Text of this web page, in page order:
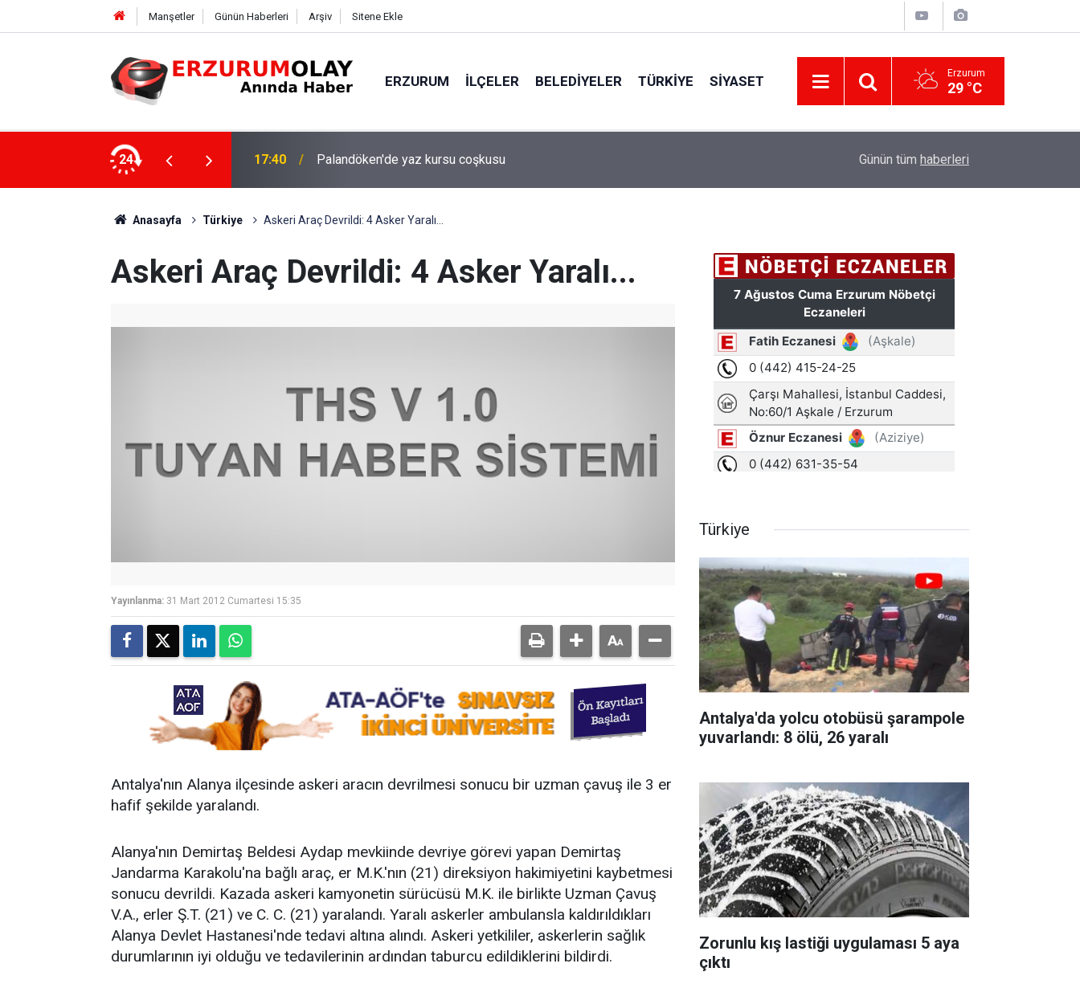
Manşetler Günün Haberleri Arşiv Sitene Ekle
ERZURUM İLÇELER BELEDIYELER TÜRKIYE SIYASET Erzurum
29 °C
24 17:37 TÜBİTAK desteği aldı Erzurum’da gıda ve yem işletmelerine sıkı
Günün tüm haberleri
Anasayfa Türkiye Askeri Araç Devrildi: 4 Asker Yaralı...
Askeri Araç Devrildi: 4 Asker Yaralı...
Yayınlanma: 31 Mart 2012 Cumartesi 15:35
Antalya'nın Alanya ilçesinde askeri aracın devrilmesi sonucu bir uzman çavuş ile 3 er
hafif şekilde yaralandı.
Alanya'nın Demirtaş Beldesi Aydap mevkiinde devriye görevi yapan Demirtaş
Jandarma Karakolu'na bağlı araç, er M.K.'nın (21) direksiyon hakimiyetini kaybetmesi
sonucu devrildi. Kazada askeri kamyonetin sürücüsü M.K. ile birlikte Uzman Çavuş
V.A., erler Ş.T. (21) ve C. C. (21) yaralandı. Yaralı askerler ambulansla kaldırıldıkları
Alanya Devlet Hastanesi'nde tedavi altına alındı. Askeri yetkililer, askerlerin sağlık
durumlarının iyi olduğu ve tedavilerinin ardından taburcu edildiklerini bildirdi.
Türkiye
Antalya'da yolcu otobüsü şarampole
yuvarlandı: 8 ölü, 26 yaralı
Zorunlu kış lastiği uygulaması 5 aya
çıktı